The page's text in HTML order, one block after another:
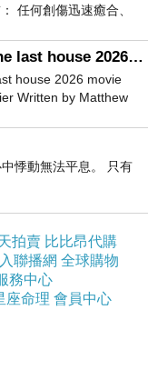
的要求真的很
果發廢文是對
小弟只有這樣小
以去，如果真
部落格，那裏
有太多的台友
任何創傷迅速癒合、
電影最後孤屋2026 the last house 2026 movie
house 2026 movie
Written by Matthew
Wa
悸動無法平息。 只有
拍賣 比比昂代購
聯播網 全球購物
務中心
座命理 會員中心